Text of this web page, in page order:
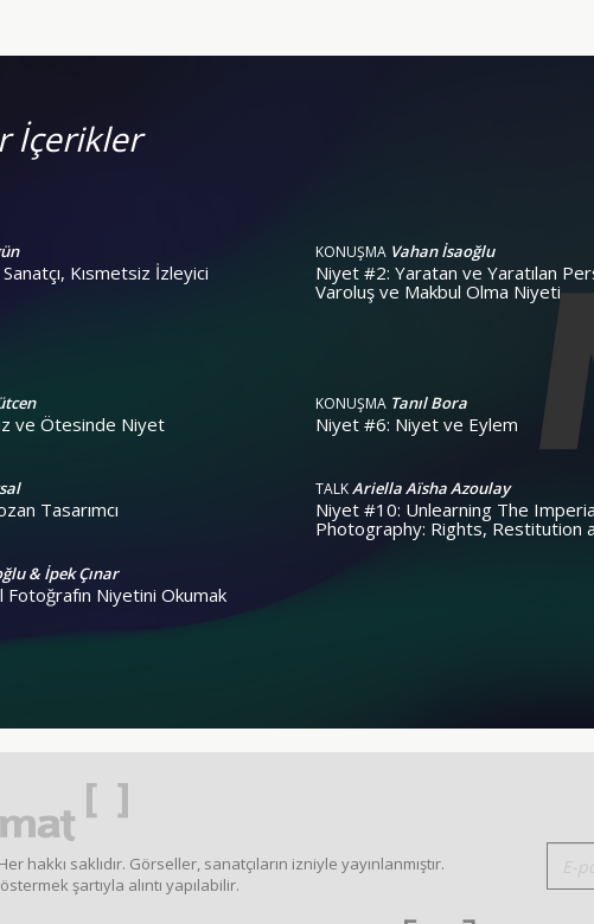
İçerikler
Kısmetsiz İzleyici
KONUŞMA Vahan İsaoğlu
Niyet #2: Yaratan ve Yaratılan
Varoluş ve Makbul Olma Niyeti
ve Ötesinde Niyet
KONUŞMA Tanıl Bora
Niyet #6: Niyet ve Eylem
Tasarımcı
TALKAriella Aïsha Azoulay
Niyet #10: Unlearning The
Photography: Rights, Restitution
& İpek Çınar
Fotoğrafın Niyetini Okumak
hakkı saklıdır. Görseller, sanatçıların izniyle yayınlanmıştır.
şartıyla alıntı yapılabilir.